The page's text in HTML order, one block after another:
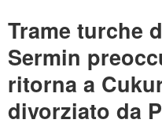
Trame turche
Sermin
ritorna a
divorziato da